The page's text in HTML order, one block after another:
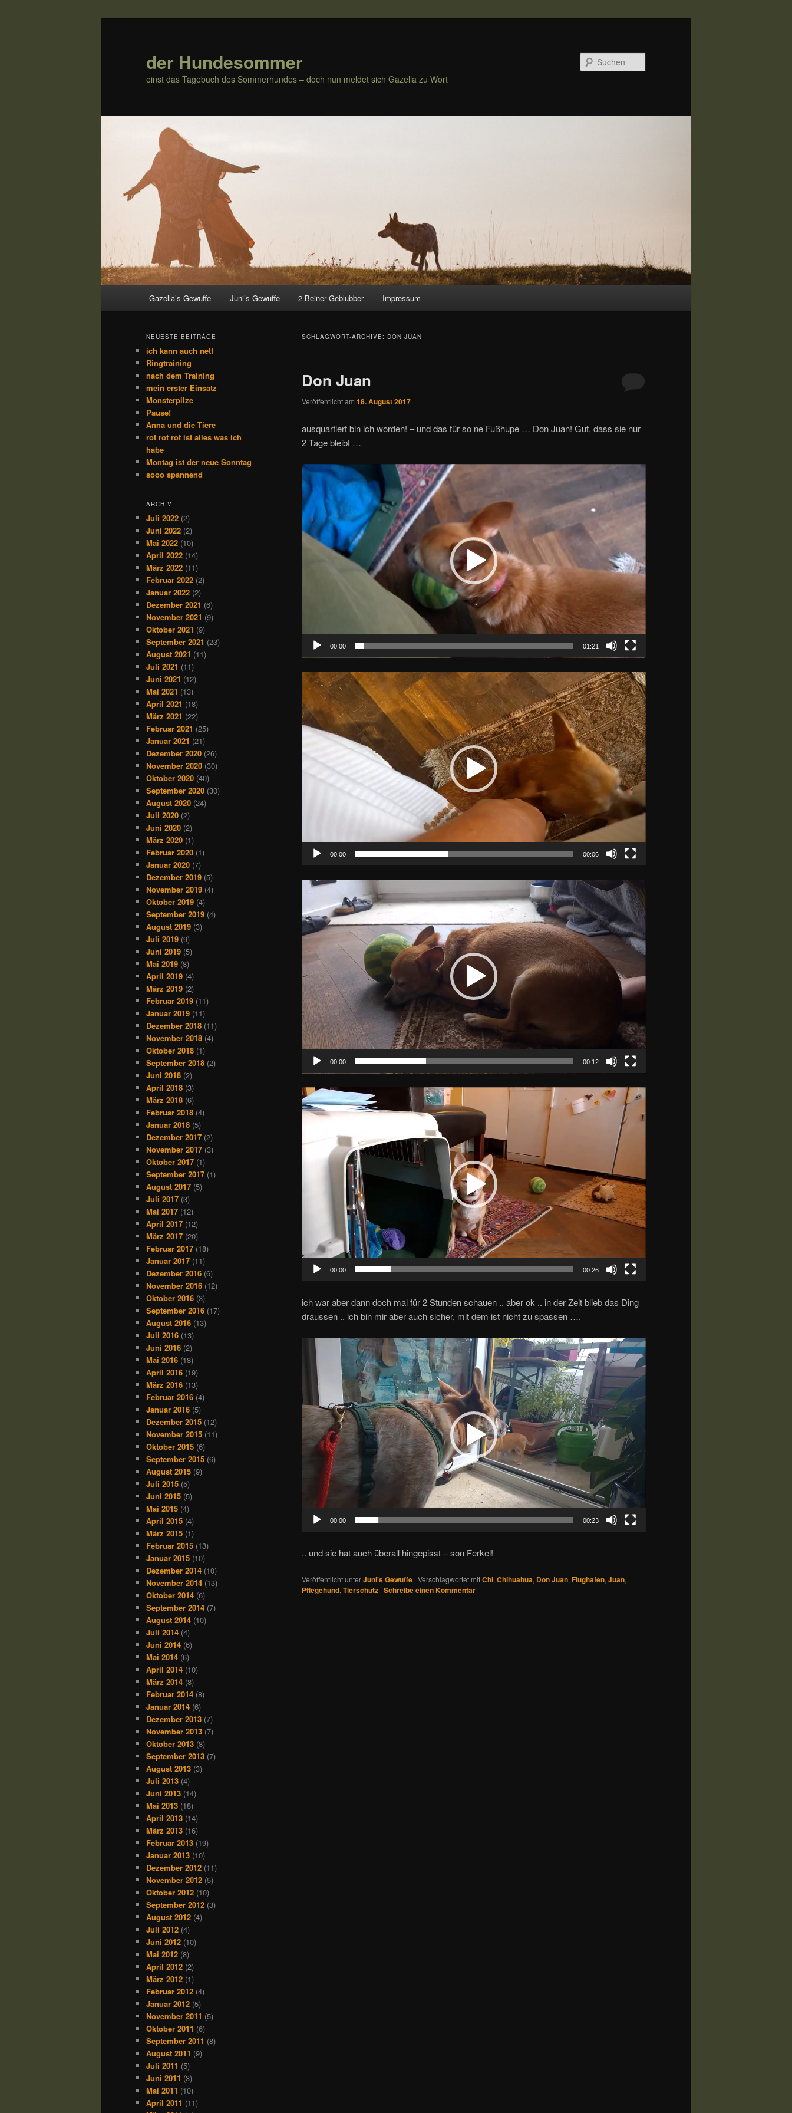
der Hundesommer
einst das Tagebuch des Sommerhundes – doch nun meldet sich Gazella zu Wort
Gazella’s Gewuffe Juni’s Gewuffe 2-Beiner Geblubber Impressum
SCHLAGWORT-ARCHIVE: DON JUAN
Don Juan
Veröffentlicht am 18. August 2017
ausquartiert bin ich worden! – und das für so ne Fußhupe … Don Juan! Gut, dass sie nur
2 Tage bleibt …
Video-
Player
00:00 01:21
Video-
Player
00:00 00:06
Video-
00:00 00:12
Video-
Player
00:00 00:26
ich war aber dann doch mal für 2 Stunden schauen .. aber ok .. in der Zeit blieb das Ding
draussen .. ich bin mir aber auch sicher, mit dem ist nicht zu spassen ….
Video-
Player
00:00 00:23
.. und sie hat auch überall hingepisst – son Ferkel!
Veröffentlicht unterJuni's Gewuffe | Verschlagwortet mitChi, Chihuahua, Don Juan, Flughafen, Juan,
Pflegehund, Tierschutz | Schreibe einen Kommentar
NEUESTE BEITRÄGE
ich kann auch nett
Ringtraining
nach dem Training
mein erster Einsatz
Monsterpilze
Pause!
Anna und die Tiere
rot rot rot ist alles was ich
habe
Montag ist der neue Sonntag
sooo spannend
ARCHIV
Juli 2022 (2)
Juni 2022 (2)
Mai 2022 (10)
April 2022 (14)
März 2022 (11)
Februar 2022 (2)
Januar 2022 (2)
Dezember 2021 (6)
November 2021 (9)
Oktober 2021 (9)
September 2021 (23)
August 2021 (11)
Juli 2021 (11)
Juni 2021 (12)
Mai 2021 (13)
April 2021 (18)
März 2021 (22)
Februar 2021 (25)
Januar 2021 (21)
Dezember 2020 (26)
November 2020 (30)
Oktober 2020 (40)
September 2020 (30)
August 2020 (24)
Juli 2020 (2)
Juni 2020 (2)
März 2020 (1)
Februar 2020 (1)
Januar 2020 (7)
Dezember 2019 (5)
November 2019 (4)
Oktober 2019 (4)
September 2019 (4)
August 2019 (3)
Juli 2019 (9)
Juni 2019 (5)
Mai 2019 (8)
April 2019 (4)
März 2019 (2)
Februar 2019 (11)
Januar 2019 (11)
Dezember 2018 (11)
November 2018 (4)
Oktober 2018 (1)
September 2018 (2)
Juni 2018 (2)
April 2018 (3)
März 2018 (6)
Februar 2018 (4)
Januar 2018 (5)
Dezember 2017 (2)
November 2017 (3)
Oktober 2017 (1)
September 2017 (1)
August 2017 (5)
Juli 2017 (3)
Mai 2017 (12)
April 2017 (12)
März 2017 (20)
Februar 2017 (18)
Januar 2017 (11)
Dezember 2016 (6)
November 2016 (12)
Oktober 2016 (3)
September 2016 (17)
August 2016 (13)
Juli 2016 (13)
Juni 2016 (2)
Mai 2016 (18)
April 2016 (19)
März 2016 (13)
Februar 2016 (4)
Januar 2016 (5)
Dezember 2015 (12)
November 2015 (11)
Oktober 2015 (6)
September 2015 (6)
August 2015 (9)
Juli 2015 (5)
Juni 2015 (5)
Mai 2015 (4)
April 2015 (4)
März 2015 (1)
Februar 2015 (13)
Januar 2015 (10)
Dezember 2014 (10)
November 2014 (13)
Oktober 2014 (6)
September 2014 (7)
August 2014 (10)
Juli 2014 (4)
Juni 2014 (6)
Mai 2014 (6)
April 2014 (10)
März 2014 (8)
Februar 2014 (8)
Januar 2014 (6)
Dezember 2013 (7)
November 2013 (7)
Oktober 2013 (8)
September 2013 (7)
August 2013 (3)
Juli 2013 (4)
Juni 2013 (14)
Mai 2013 (18)
April 2013 (14)
März 2013 (16)
Februar 2013 (19)
Januar 2013 (10)
Dezember 2012 (11)
November 2012 (5)
Oktober 2012 (10)
September 2012 (3)
August 2012 (4)
Juli 2012 (4)
Juni 2012 (10)
Mai 2012 (8)
April 2012 (2)
März 2012 (1)
Februar 2012 (4)
Januar 2012 (5)
November 2011 (5)
Oktober 2011 (6)
September 2011 (8)
August 2011 (9)
Juli 2011 (5)
Juni 2011 (3)
Mai 2011 (10)
April 2011 (11)